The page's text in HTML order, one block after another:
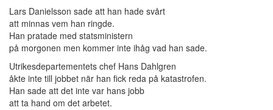
Lars Danielsson sade att han hade svårt
att minnas vem han ringde.
Han pratade med statsministern
på morgonen men kommer inte ihåg vad han sade.
Utrikesdepartementets chef Hans Dahlgren
åkte inte till jobbet när han fick reda på katastrofen.
Han sade att det inte var hans jobb
att ta hand om det arbetet.